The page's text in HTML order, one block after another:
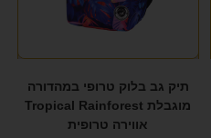
תיק גב בלוק טרופי במהדורה
מוגבלת Tropical Rainforest
אווירה טרופית